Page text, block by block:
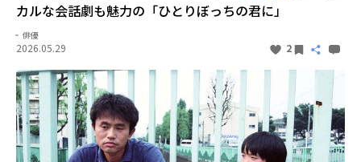
カルな会話劇も魅力の「ひとりぼっちの君に」
俳優
2026.05.29 2